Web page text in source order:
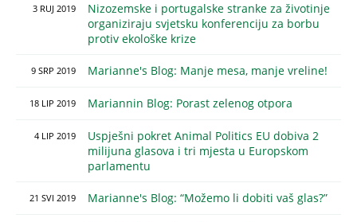
3 RUJ 2019
Nizozemske i portugalske stranke za životinje
organiziraju svjetsku konferenciju za borbu
protiv ekološke krize
9 SRP 2019 Marianne's Blog: Manje mesa, manje vreline!
18 LIP 2019 Mariannin Blog: Porast zelenog otpora
4 LIP 2019
Uspješni pokret Animal Politics EU dobiva 2
milijuna glasova i tri mjesta u Europskom
parlamentu
21 SVI 2019 Marianne's Blog: “Možemo li dobiti vaš glas?”